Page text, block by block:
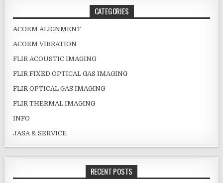
CATEGORIES
ACOEM ALIGNMENT
ACOEM VIBRATION
FLIR ACOUSTIC IMAGING
FLIR FIXED OPTICAL GAS IMAGING
FLIR OPTICAL GAS IMAGING
FLIR THERMAL IMAGING
INFO
JASA & SERVICE
RECENT POSTS